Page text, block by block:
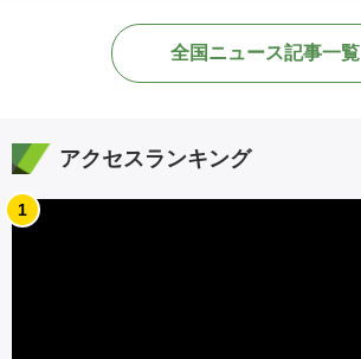
全国ニュース記事一覧
アクセスランキング
1